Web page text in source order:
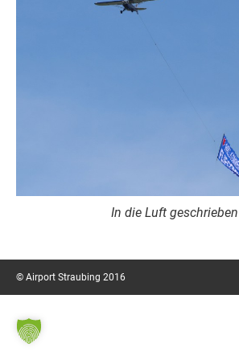
In die Luft
© Airport Straubing 2016